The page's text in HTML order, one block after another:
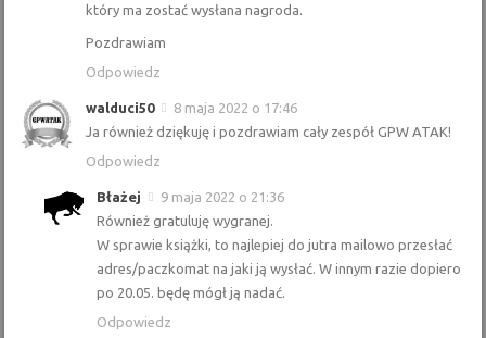
który ma zostać wysłana nagroda.
Pozdrawiam
Odpowiedz
walduci50
8 maja 2022 o 17:46
Ja również dziękuję i pozdrawiam cały zespół GPW ATAK!
Odpowiedz
Błażej
9 maja 2022 o 21:36
Również gratuluję wygranej.
W sprawie książki, to najlepiej do jutra mailowo przesłać
adres/paczkomat na jaki ją wysłać. W innym razie dopiero
po 20.05. będę mógł ją nadać.
Odpowiedz